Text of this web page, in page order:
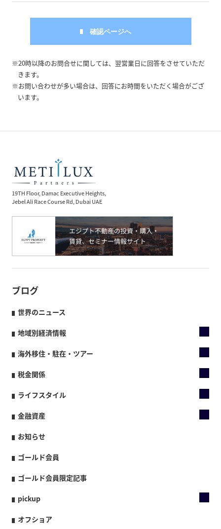
※20時以降のお問合せに関しては、翌営業日に回答をさせていただ
きます。
※お問い合わせが多い場合は、回答にお時間をいただく場合がござ
います。
19TH Floor, Damac Executive Heights,
Jebel Ali Race Course Rd, Dubai UAE
ブログ
世界のニュース
地域別経済情報
海外移住・駐在・ツアー
税金関係
ライフスタイル
金融資産
お知らせ
ゴールド会員
ゴールド会員限定記事
pickup
オフショア